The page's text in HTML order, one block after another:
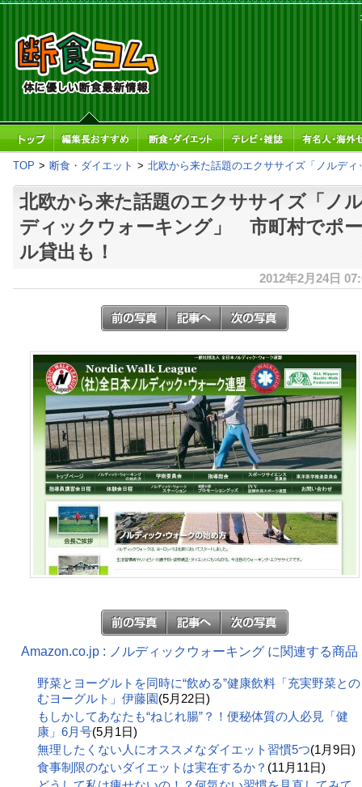
TOP > 断食・ダイエット > 北欧から来た話題のエクササイズ「ノルデ
北欧から来た話題のエクササイズ「ノ
ディックウォーキング」 市町村でポー
ル貸出も！
2012年2月24日
Amazon.co.jp : ノルディックウォーキング に関連する商品
野菜とヨーグルトを同時に“飲める”健康飲料「充実野菜との
むヨーグルト」伊藤園(5月22日)
もしかしてあなたも“ねじれ腸”？！便秘体質の人必見「健
康」6月号(5月1日)
無理したくない人にオススメなダイエット習慣5つ(1月9日)
食事制限のないダイエットは実在するか？ (11月11日)